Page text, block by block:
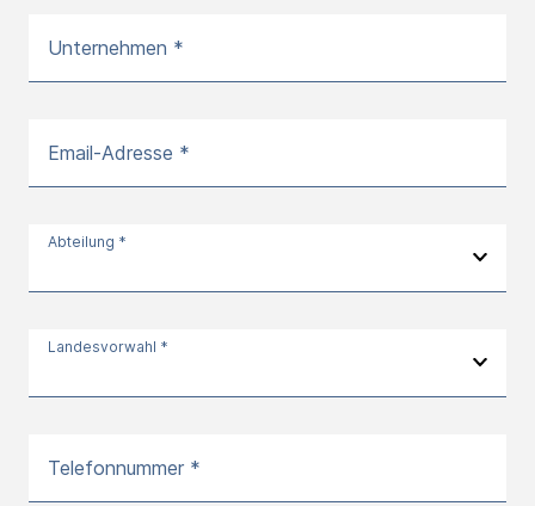
Unternehmen *
Email-Adresse *
Abteilung *
Landesvorwahl *
Telefonnummer *